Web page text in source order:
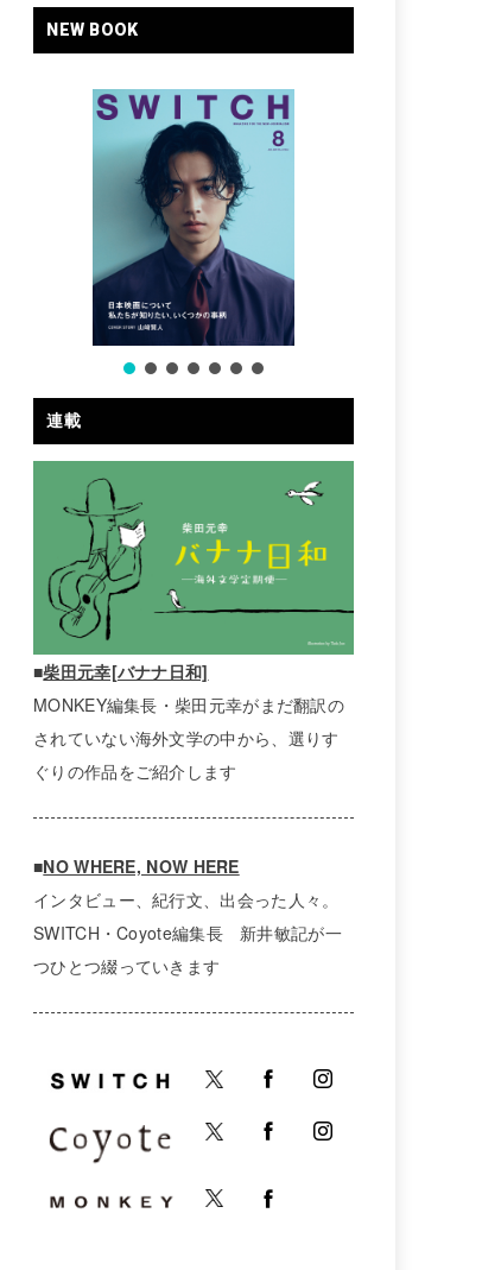
NEW BOOK
連載
■柴田元幸[バナナ日和]
MONKEY編集長・柴田元幸がまだ翻訳の
されていない海外文学の中から、選りす
ぐりの作品をご紹介します
■NO WHERE, NOW HERE
インタビュー、紀行文、出会った人々。
SWITCH・Coyote編集長 新井敏記が一
つひとつ綴っていきます